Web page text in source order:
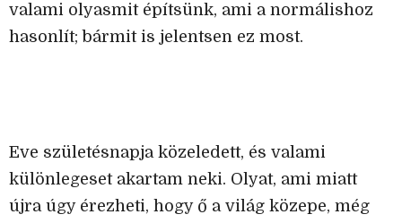
valami olyasmit építsünk, ami a normálishoz
hasonlít; bármit is jelentsen ez most.
Eve születésnapja közeledett, és valami
különlegeset akartam neki. Olyat, ami miatt
újra úgy érezheti, hogy ő a világ közepe, még